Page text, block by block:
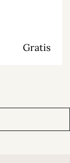
Gratis